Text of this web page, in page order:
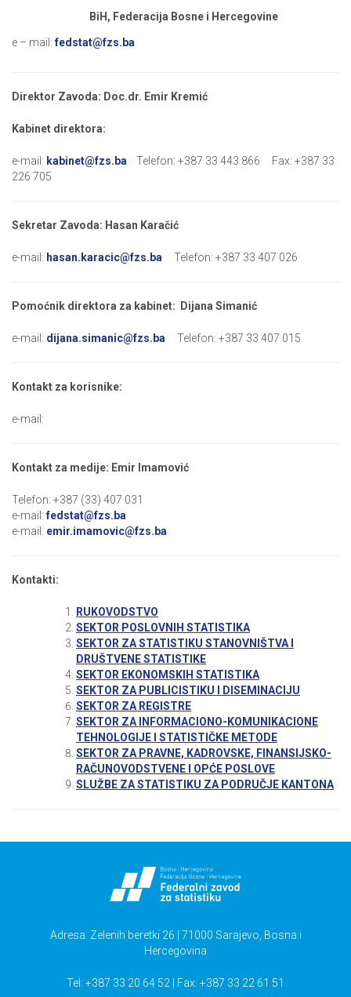
BiH, Federacija Bosne i Hercegovine
e – mail:fedstat@fzs.ba
Direktor Zavoda: Doc.dr. Emir Kremić
Kabinet direktora:
e-mail: kabinet@fzs.ba Telefon: +387 33 443 866 Fax: +387 33
226 705
Sekretar Zavoda: Hasan Karačić
e-mail: hasan.karacic@fzs.ba Telefon: +387 33 407 026
Pomoćnik direktora za kabinet: Dijana Simanić
e-mail: dijana.simanic@fzs.ba Telefon: +387 33 407 015
Kontakt za korisnike:
e-mail:
Kontakt za medije: Emir Imamović
Telefon: +387 (33) 407 031
e-mail:fedstat@fzs.ba
e-mail: emir.imamovic@fzs.ba
Kontakti:
RUKOVODSTVO
SEKTOR POSLOVNIH STATISTIKA
SEKTOR ZA STATISTIKU STANOVNIŠTVA I
DRUŠTVENE STATISTIKE
SEKTOR EKONOMSKIH STATISTIKA
SEKTOR ZA PUBLICISTIKU I DISEMINACIJU
SEKTOR ZA REGISTRE
SEKTOR ZA INFORMACIONO-KOMUNIKACIONE
TEHNOLOGIJE I STATISTIČKE METODE
SEKTOR ZA PRAVNE, KADROVSKE, FINANSIJSKO-
RAČUNOVODSTVENE I OPĆE POSLOVE
SLUŽBE ZA STATISTIKU ZA PODRUČJE KANTONA
Adresa: Zelenih beretki 26 | 71000 Sarajevo, Bosna i
Hercegovina
Tel: +387 33 20 64 52 | Fax: +387 33 22 61 51